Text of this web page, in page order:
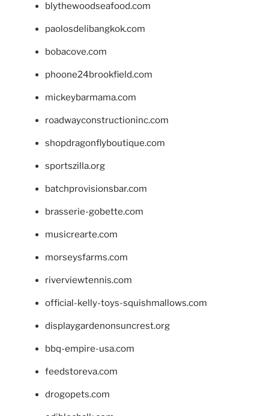
blythewoodseafood.com
paolosdelibangkok.com
bobacove.com
phoone24brookfield.com
mickeybarmama.com
roadwayconstructioninc.com
shopdragonflyboutique.com
sportszilla.org
batchprovisionsbar.com
brasserie-gobette.com
musicrearte.com
morseysfarms.com
riverviewtennis.com
official-kelly-toys-squishmallows.com
displaygardenonsuncrest.org
bbq-empire-usa.com
feedstoreva.com
drogopets.com